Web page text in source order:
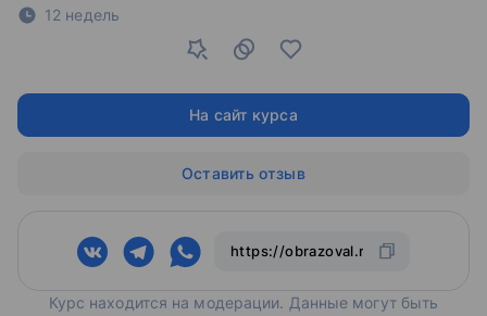
Курс находится на модерации. Данные могут быть
12 недель
На сайт курса
Оставить отзыв